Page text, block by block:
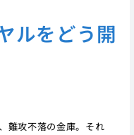
ルをどう開
難攻不落の金庫。それ